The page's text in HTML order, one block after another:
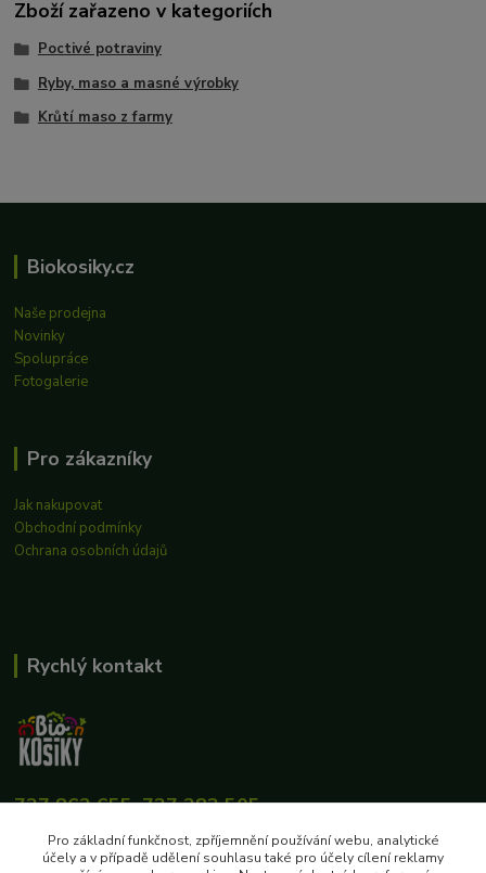
Zboží zařazeno v kategoriích
Poctivé potraviny
Ryby, maso a masné výrobky
Krůtí maso z farmy
Biokosiky.cz
Naše prodejna
Novinky
Spolupráce
Fotogalerie
Pro zákazníky
Jak nakupovat
Obchodní podmínky
Ochrana osobních údajů
Rychlý kontakt
727 862 655, 737 283 505
eshop@biokosiky.cz
Pro základní funkčnost, zpříjemnění používání webu, analytické
účely a v případě udělení souhlasu také pro účely cílení reklamy